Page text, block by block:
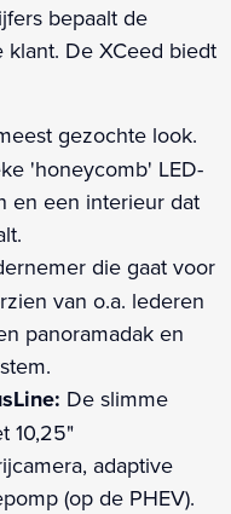
bepaalt de
De XCeed biedt
gezochte look.
'honeycomb' LED-
en een interieur dat
die gaat voor
van o.a. lederen
panoramadak en
De slimme
10,25"
adaptive
(op de PHEV).